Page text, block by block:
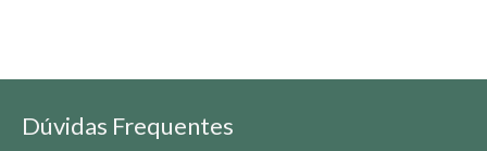
Dúvidas Frequentes